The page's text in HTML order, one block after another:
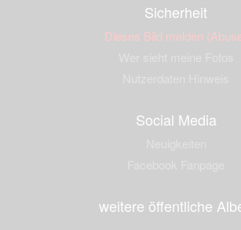
Sicherheit
Dieses Bild melden
Social Media
weitere öffentliche